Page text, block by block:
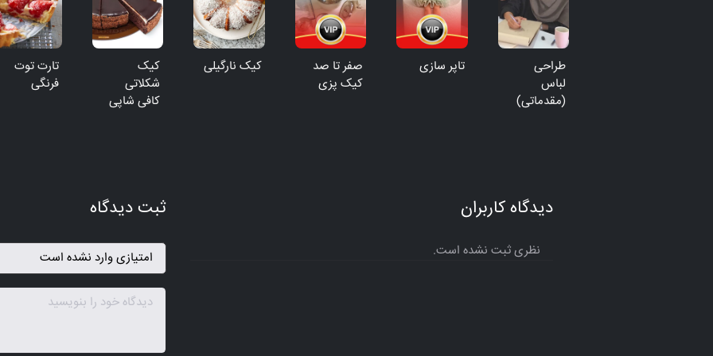
طراحی
لباس
(مقدماتی)
تاپر سازی
صفر تا صد
کیک پزی
کیک نارگیلی
کیک
شکلاتی
کافی شاپی
تارت توت
فرنگی
دیدگاه کاربران
نظری ثبت نشده است.
ثبت دیدگاه